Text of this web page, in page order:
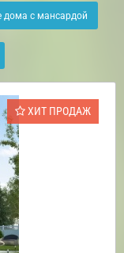
дома с мансардой
ХИТ ПРОДАЖ